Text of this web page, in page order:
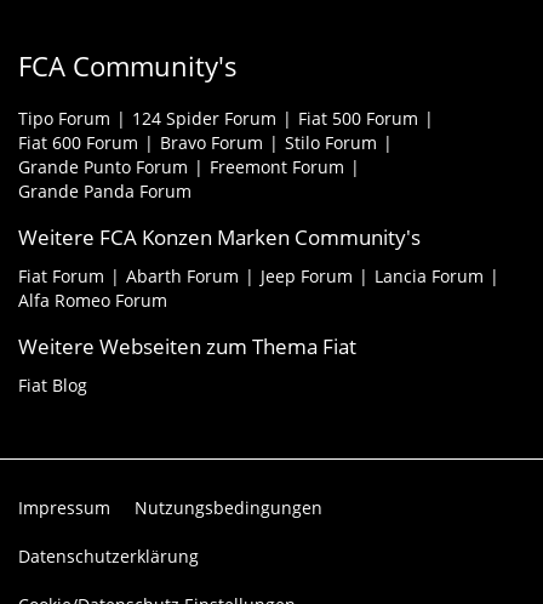
FCA Community's
Tipo Forum 124 Spider Forum
Fiat 500 Forum
Fiat 600 Forum
Bravo Forum
Stilo Forum
Grande Punto Forum
Freemont Forum
Grande Panda Forum
Weitere FCA Konzen Marken Community's
Fiat Forum Abarth Forum Jeep Forum
Lancia Forum
Alfa Romeo Forum
Weitere Webseiten zum Thema Fiat
Fiat Blog
Impressum Nutzungsbedingungen
Datenschutzerklärung